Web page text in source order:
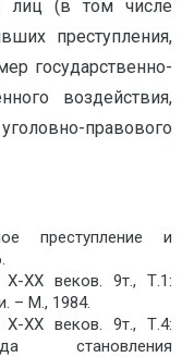
лиц (в том числе
преступления,
государственно-
воздействия,
правового
преступление и
Х-ХХ веков. 9т., Т.1:
– М., 1984.
Х-ХХ веков. 9т., Т.4:
становления